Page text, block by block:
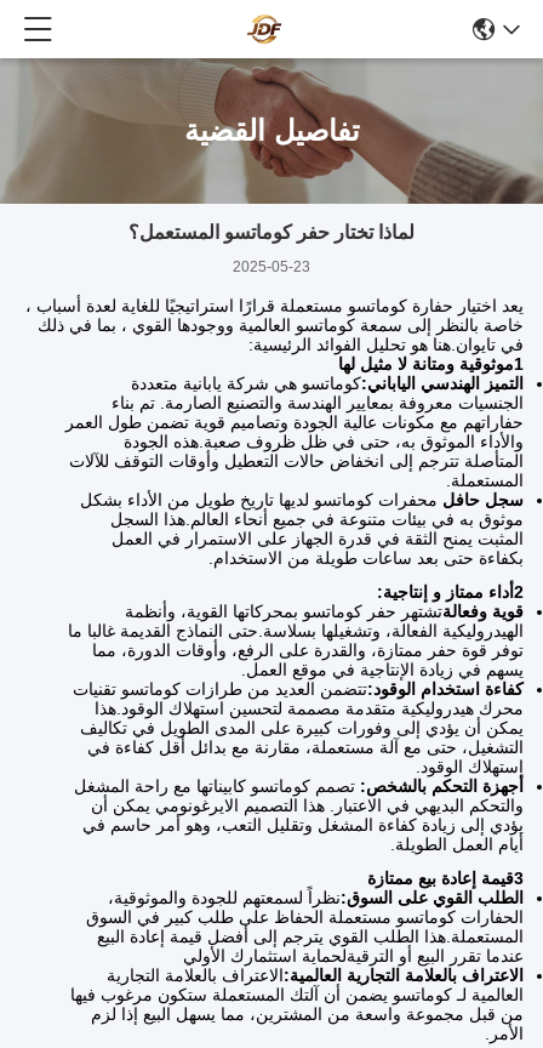
تفاصيل القضية
لماذا تختار حفر كوماتسو المستعمل؟
2025-05-23
يعد اختيار حفارة كوماتسو مستعملة قرارًا استراتيجيًا للغاية لعدة أسباب ،
خاصة بالنظر إلى سمعة كوماتسو العالمية ووجودها القوي ، بما في ذلك
في تايوان.هنا هو تحليل الفوائد الرئيسية:
1موثوقية ومتانة لا مثيل لها
التميز الهندسي الياباني:كوماتسو هي شركة يابانية متعددة
الجنسيات معروفة بمعايير الهندسة والتصنيع الصارمة. تم بناء
حفاراتهم مع مكونات عالية الجودة وتصاميم قوية تضمن طول العمر
والأداء الموثوق به، حتى في ظل ظروف صعبة. هذه الجودة
المتأصلة تترجم إلى انخفاض حالات التعطيل وأوقات التوقف للآلات
المستعملة.
سجل حافل محفرات كوماتسو لديها تاريخ طويل من الأداء بشكل
موثوق به في بيئات متنوعة في جميع أنحاء العالم. هذا السجل
المثبت يمنح الثقة في قدرة الجهاز على الاستمرار في العمل
بكفاءة حتى بعد ساعات طويلة من الاستخدام.
2أداء ممتاز و إنتاجية:
قوية وفعالةتشتهر حفر كوماتسو بمحركاتها القوية، وأنظمة
الهيدروليكية الفعالة، وتشغيلها بسلاسة. حتى النماذج القديمة غالبا ما
توفر قوة حفر ممتازة، والقدرة على الرفع، وأوقات الدورة، مما
يسهم في زيادة الإنتاجية في موقع العمل.
كفاءة استخدام الوقود:تتضمن العديد من طرازات كوماتسو تقنيات
محرك هيدروليكية متقدمة مصممة لتحسين استهلاك الوقود. هذا
يمكن أن يؤدي إلى وفورات كبيرة على المدى الطويل في تكاليف
التشغيل، حتى مع آلة مستعملة، مقارنة مع بدائل أقل كفاءة في
استهلاك الوقود.
أجهزة التحكم بالشخص: تصمم كوماتسو كابيناتها مع راحة المشغل
والتحكم البديهي في الاعتبار.
هذا التصميم الايرغونومي يمكن أن
يؤدي إلى زيادة كفاءة المشغل وتقليل التعب، وهو أمر حاسم في
أيام العمل الطويلة.
3قيمة إعادة بيع ممتازة
الطلب القوي على السوق:نظراً لسمعتهم للجودة والموثوقية،
الحفارات كوماتسو مستعملة الحفاظ على طلب كبير في السوق
المستعملة.هذا الطلب القوي يترجم إلى أفضل قيمة إعادة البيع
عندما تقرر البيع أو الترقيةلحماية استثمارك الأولي
الاعتراف بالعلامة التجارية العالمية:الاعتراف بالعلامة التجارية
العالمية لـ كوماتسو يضمن أن آلتك المستعملة ستكون مرغوب فيها
من قبل مجموعة واسعة من المشترين، مما يسهل البيع إذا لزم
الأمر.